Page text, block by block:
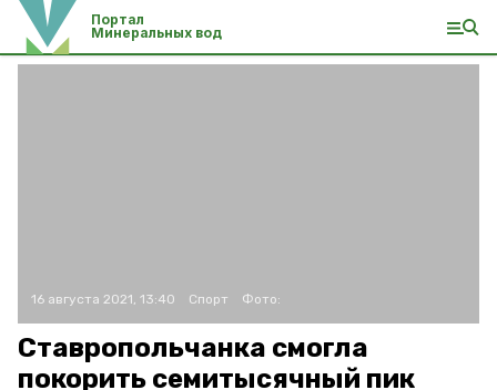
Портал
Минеральных вод
16 августа 2021, 13:40 Спорт Фото:
Ставропольчанка смогла
покорить семитысячный пик